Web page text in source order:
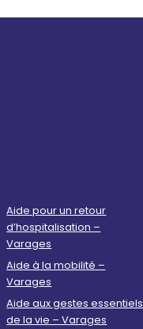
Aide pour un retour
d’hospitalisation –
Varages
Aide à la mobilité –
Varages
Aide aux gestes essentiels
de la vie – Varages